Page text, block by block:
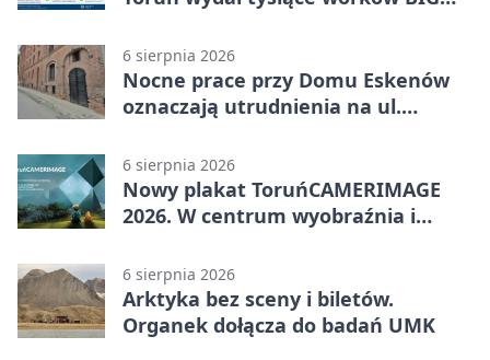
6 sierpnia 2026
Nocne prace przy Domu Eskenów
oznaczają utrudnienia na ul.
6 sierpnia 2026
Nowy plakat ToruńCAMERIMAGE
2026. W centrum wyobraźnia i
6 sierpnia 2026
Arktyka bez sceny i biletów.
Organek dołącza do badań UMK